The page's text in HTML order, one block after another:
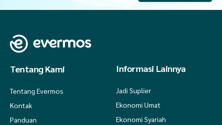
Tentang Kami
Tentang Evermos
Kontak
Panduan
Informasi Lainnya
Jadi Suplier
Ekonomi Umat
Ekonomi Syariah